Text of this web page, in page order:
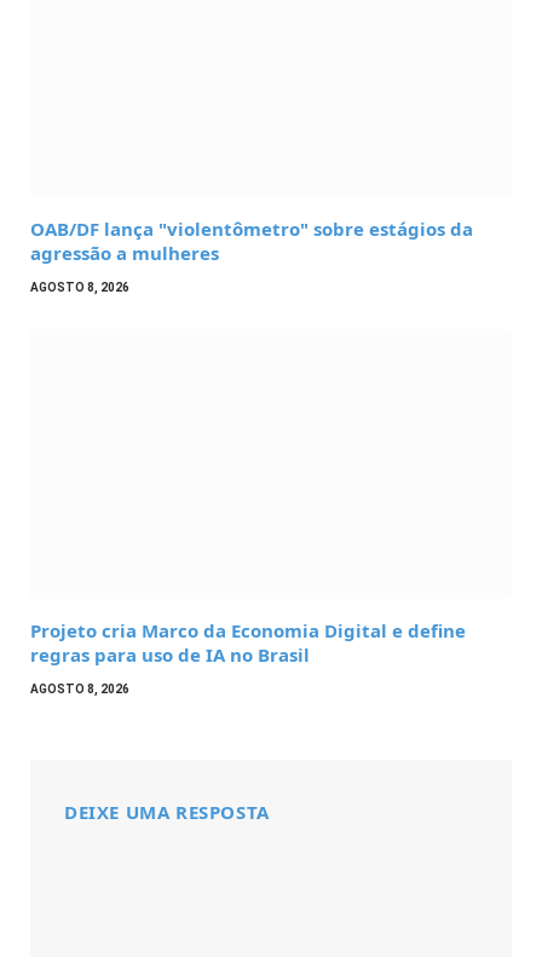
OAB/DF lança "violentômetro" sobre estágios da
agressão a mulheres
AGOSTO 8, 2026
Projeto cria Marco da Economia Digital e define
regras para uso de IA no Brasil
AGOSTO 8, 2026
DEIXE UMA RESPOSTA